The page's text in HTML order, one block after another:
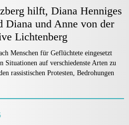
hilft, Diana Henniges
und Anne von der
Lichtenberg
Menschen für Geflüchtete eingesetzt
Situationen auf verschiedenste Arten zu
rassistischen Protesten, Bedrohungen